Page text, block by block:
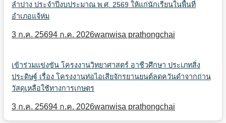
ลำปาง ประจำปีงบประมาณ พ.ศ. 2569 ให้แก่นักเรียนในพื้นที่
อำเภอแจ้ห่ม
3 ก.ค. 25694 ก.ค. 2026wanwisa prathongchai
เข้าร่วมแข่งขัน โครงงานวิทยาศาสตร์ อาชีวศึกษา ประเภทสิ่ง
ประดิษฐ์ เรื่อง โครงงานท่อไอเสียจักรยานยนต์ลดควันดำจากถ่าน
วัสดุเหลือใช้ทางการเกษตร
3 ก.ค. 25694 ก.ค. 2026wanwisa prathongchai